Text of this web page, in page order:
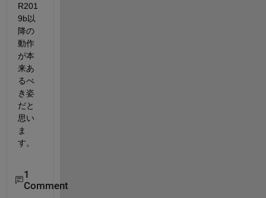
R201
9b以
降の
動作
が本
来あ
るべ
き姿
だと
思い
ま
す。
1
Comment